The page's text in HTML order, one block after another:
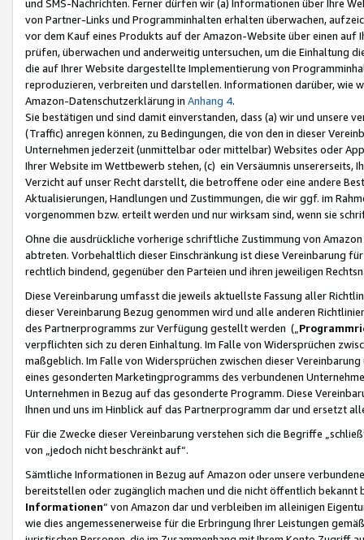
und SMS-Nachrichten. Ferner dürfen wir (a) Informationen über Ihre
von Partner-Links und Programminhalten erhalten überwachen,
vor dem Kauf eines Produkts auf der Amazon-Website über einen
prüfen, überwachen und anderweitig untersuchen, um die Einhaltung
die auf Ihrer Website dargestellte Implementierung von
reproduzieren, verbreiten und darstellen. Informationen darüber, wie
Amazon-Datenschutzerklärung in Anhang 4.
Sie bestätigen und sind damit einverstanden, dass (a) wir und
(Traffic) anregen können, zu Bedingungen, die von den in dieser
Unternehmen jederzeit (unmittelbar oder mittelbar) Websites oder
Ihrer Website im Wettbewerb stehen, (c) ein Versäumnis unsererseits,
Verzicht auf unser Recht darstellt, die betroffene oder eine andere
Aktualisierungen, Handlungen und Zustimmungen, die wir ggf. im
vorgenommen bzw. erteilt werden und nur wirksam sind, wenn sie
Ohne die ausdrückliche vorherige schriftliche Zustimmung von
abtreten. Vorbehaltlich dieser Einschränkung ist diese Vereinbarung
rechtlich bindend, gegenüber den Parteien und ihren jeweiligen
Diese Vereinbarung umfasst die jeweils aktuellste Fassung aller
dieser Vereinbarung Bezug genommen wird und alle anderen
des Partnerprogramms zur Verfügung gestellt werden („
verpflichten sich zu deren Einhaltung. Im Falle von Widersprüchen
maßgeblich. Im Falle von Widersprüchen zwischen dieser
eines gesonderten Marketingprogramms des verbundenen
Unternehmen in Bezug auf das gesonderte Programm. Diese
Ihnen und uns im Hinblick auf das Partnerprogramm dar und ersetzt
Für die Zwecke dieser Vereinbarung verstehen sich die Begriffe
von „jedoch nicht beschränkt auf“.
Sämtliche Informationen in Bezug auf Amazon oder unsere
bereitstellen oder zugänglich machen und die nicht öffentlich
Informationen“ von Amazon dar und verbleiben im alleinigen
wie dies angemessenerweise für die Erbringung Ihrer Leistungen